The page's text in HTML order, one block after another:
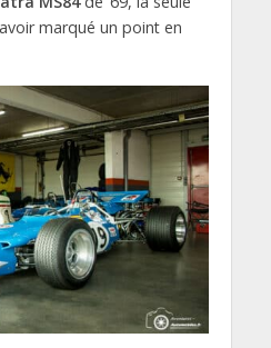
marqué un point en